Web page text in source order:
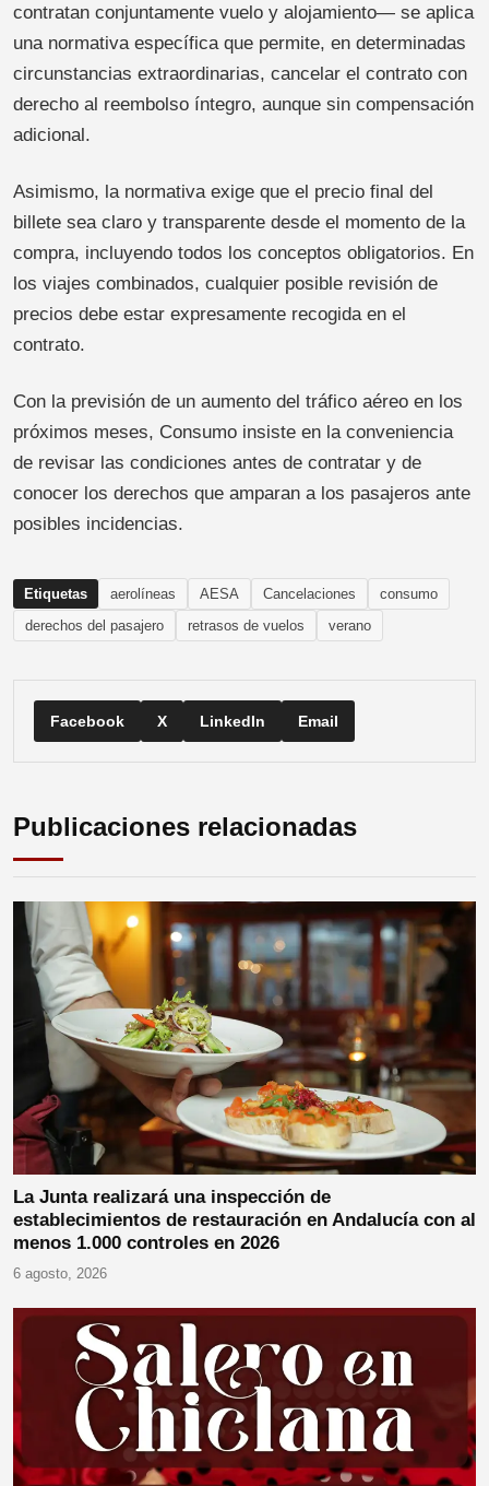
contratan conjuntamente vuelo y alojamiento— se aplica
una normativa específica que permite, en determinadas
circunstancias extraordinarias, cancelar el contrato con
derecho al reembolso íntegro, aunque sin compensación
adicional.
Asimismo, la normativa exige que el precio final del
billete sea claro y transparente desde el momento de la
compra, incluyendo todos los conceptos obligatorios. En
los viajes combinados, cualquier posible revisión de
precios debe estar expresamente recogida en el
contrato.
Con la previsión de un aumento del tráfico aéreo en los
próximos meses, Consumo insiste en la conveniencia
de revisar las condiciones antes de contratar y de
conocer los derechos que amparan a los pasajeros ante
posibles incidencias.
Etiquetas aerolíneas AESA Cancelaciones
consumo
derechos del pasajero
retrasos de vuelos verano
Facebook X LinkedIn Email
Publicaciones relacionadas
La Junta realizará una inspección de
establecimientos de restauración en Andalucía con al
menos 1.000 controles en 2026
6 agosto, 2026